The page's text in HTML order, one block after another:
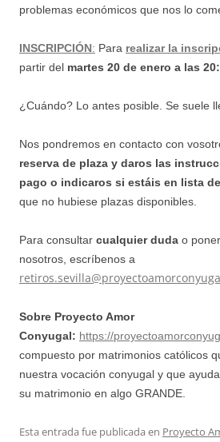
problemas económicos que nos lo
INSCRIPCIÓN: Para realizar la
partir del martes 20 de enero a las
¿Cuándo? Lo antes posible. Se suele
Nos pondremos en contacto con
reserva de plaza y daros las
pago o indicaros si estáis en lista
que no hubiese plazas disponibles.
Para consultar cualquier duda o
nosotros, escríbenos a
Sobre Proyecto Amor
Conyugal: https://
compuesto por matrimonios católicos
nuestra vocación conyugal y que
su matrimonio en algo GRANDE.
Esta entrada fue publicada en Proyecto